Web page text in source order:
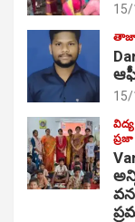
తాజా